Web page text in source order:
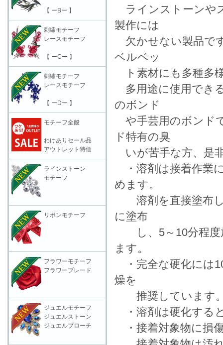
ラインストーンや
製作には
欠かせない製品で
ベルベッ
ト素材にも多種多
多用途に使用でき
のボンド
や手芸用のボンド
ド特有の臭
いが苦手な方、是
・溶剤は接着作業
めます。
溶剤を直接塗布し
に塗布
し、5～10分程度
ます。
・完全な硬化には
燥を
推奨していま
・溶剤は硬化する
・接着対象物に損
【 ーBー 】
刺繍モチーフ
レースモチーフ
【 ーCー 】
刺繍モチーフ
レースモチーフ
【 ーDー 】
モチーフ全般
わけありセール品
アウトレット特価
ラインストーン
モチーフ
リボンモチーフ
フラワーモチーフ
フラワーブレード
ジュエルモチーフ
ジュエルストーン
ジュエルブローチ